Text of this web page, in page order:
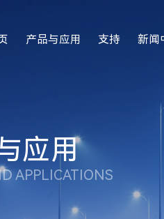
产品与应用 支持 新闻
应用
APPLICATIONS